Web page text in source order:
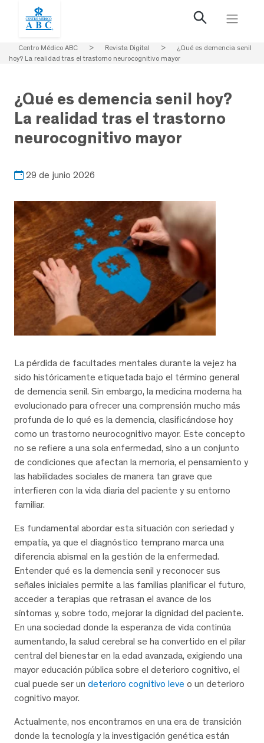
Centro Médico ABC > Revista Digital >
¿Qué es demencia senil
hoy? La realidad tras el trastorno neurocognitivo mayor
¿Qué es demencia senil hoy?
La realidad tras el trastorno
neurocognitivo mayor
29 de junio 2026
La pérdida de facultades mentales durante la vejez ha
sido históricamente etiquetada bajo el término general
de demencia senil. Sin embargo, la medicina moderna ha
evolucionado para ofrecer una comprensión mucho más
profunda de lo qué es la demencia, clasificándose hoy
como un trastorno neurocognitivo mayor. Este concepto
no se refiere a una sola enfermedad, sino a un conjunto
de condiciones que afectan la memoria, el pensamiento y
las habilidades sociales de manera tan grave que
interfieren con la vida diaria del paciente y su entorno
familiar.
Es fundamental abordar esta situación con seriedad y
empatía, ya que el diagnóstico temprano marca una
diferencia abismal en la gestión de la enfermedad.
Entender qué es la demencia senil y reconocer sus
señales iniciales permite a las familias planificar el futuro,
acceder a terapias que retrasan el avance de los
síntomas y, sobre todo, mejorar la dignidad del paciente.
En una sociedad donde la esperanza de vida continúa
aumentando, la salud cerebral se ha convertido en el pilar
central del bienestar en la edad avanzada, exigiendo una
mayor educación pública sobre el deterioro cognitivo, el
cual puede ser un deterioro cognitivo leve o un deterioro
cognitivo mayor.
Actualmente, nos encontramos en una era de transición
donde la tecnología y la investigación genética están